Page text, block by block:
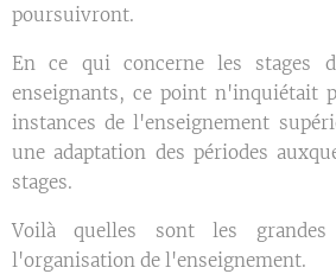
poursuivront.
En ce qui concerne les stages
enseignants, ce point n'inquiétait
instances de l'enseignement
une adaptation des périodes
stages.
Voilà quelles sont les
l'organisation de l'enseignement.